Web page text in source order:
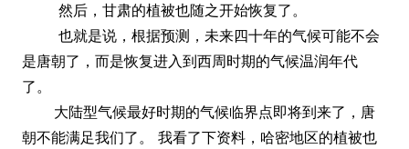
然后，甘肃的植被也随之开始恢复了。
也就是说，根据预测，未来四十年的气候可能不会
是唐朝了，而是恢复进入到西周时期的气候温润年代
了。
大陆型气候最好时期的气候临界点即将到来了，唐
朝不能满足我们了。 我看了下资料，哈密地区的植被也